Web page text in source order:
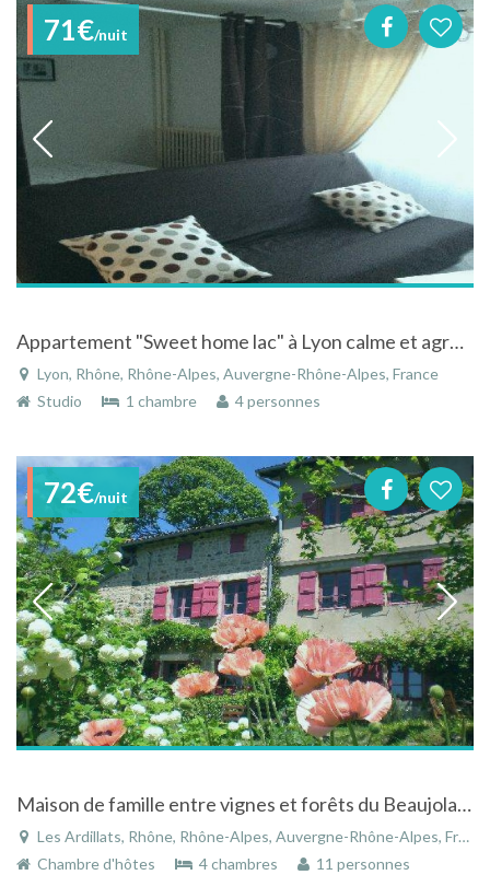
71€/nuit
Appartement "Sweet home lac" à Lyon calme et agréable
Lyon, Rhône, Rhône-Alpes, Auvergne-Rhône-Alpes, France
Studio
1 chambre 4 personnes
72€/nuit
Maison de famille entre vignes et forêts du Beaujolais à Les Ardillats - Rhône - Rhône-Alpes
Les Ardillats, Rhône, Rhône-Alpes, Auvergne-Rhône-Alpes, France
Chambre d'hôtes
4 chambres 11 personnes